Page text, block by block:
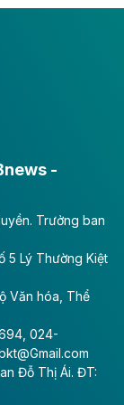
sẽ tạo động
Nam đồng
- CTCP
quý
Nam
doanh thu
cùng kỳ và
doanh
-
Trưởng ban
5 Lý Thường Kiệt
Văn hóa, Thể
024-
Đỗ Thị Ái. ĐT: